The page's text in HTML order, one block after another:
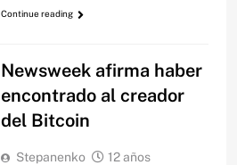
Continue reading
Newsweek afirma haber
encontrado al creador
del Bitcoin
Stepanenko
12 años